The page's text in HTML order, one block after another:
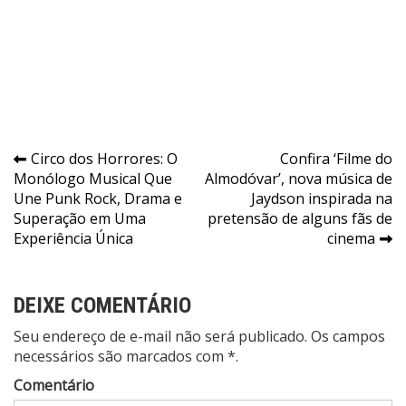
Navegação
de
Post
Circo dos Horrores: O
Monólogo Musical Que
Une Punk Rock, Drama e
Superação em Uma
Experiência Única
Confira ‘Filme do
Almodóvar’, nova música de
Jaydson inspirada na
pretensão de alguns fãs de
cinema
DEIXE COMENTÁRIO
Seu endereço de e-mail não será publicado. Os campos
necessários são marcados com *.
Comentário